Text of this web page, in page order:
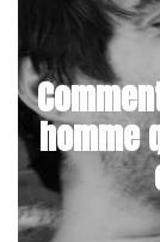
homme